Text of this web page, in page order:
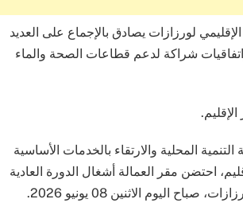
لورزازات يصادق بالإجماع على العديد
شراكة لدعم قطاعات الصحة والماء
المحلية والارتقاء بالخدمات الأساسية
احتضن مقر العمالة أشغال الدورة العادية
اليوم الاثنين 08 يونيو 2026.